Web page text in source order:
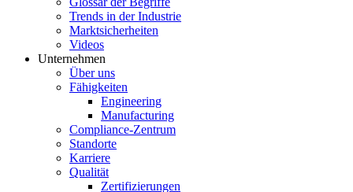
Trends in der Industrie
Marktsicherheiten
Videos
Unternehmen
Über uns
Fähigkeiten
Engineering
Manufacturing
Compliance-Zentrum
Standorte
Karriere
Qualität
Zertifizierungen